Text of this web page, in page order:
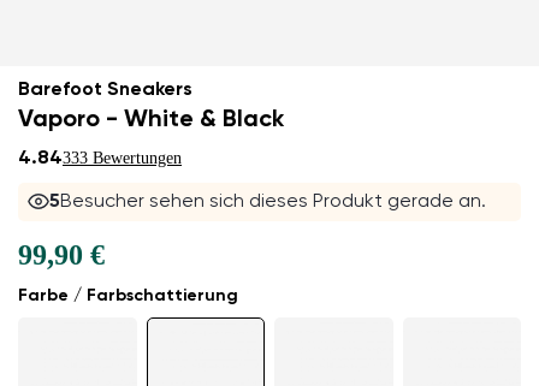
Barefoot Sneakers
Vaporo - White & Black
4.84333 Bewertungen
5Besucher sehen sich dieses Produkt gerade an.
Farbe / Farbschattierung
99,90 €